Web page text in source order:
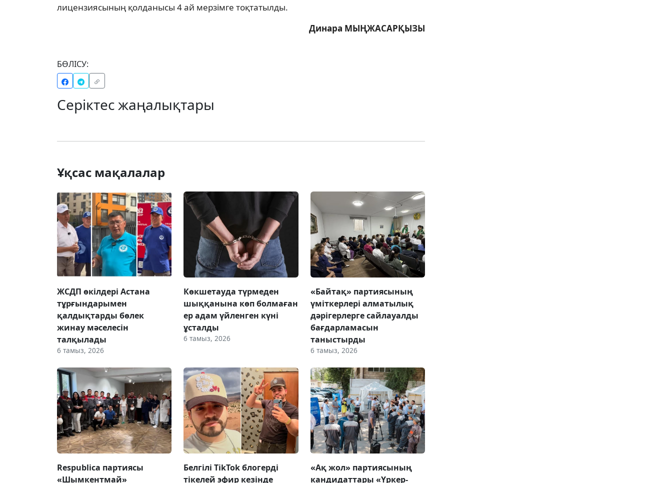
лицензиясының қолданысы 4 ай мерзiмге тоқтатылды.
Динара МЫҢЖАСАРҚЫЗЫ
БӨЛІСУ:
Серіктес жаңалықтары
Ұқсас мақалалар
ЖСДП өкілдері Астана
тұрғындарымен
қалдықтарды бөлек
жинау мәселесін
талқылады
6 тамыз, 2026
Көкшетауда түрмеден
шыққанына көп болмаған
ер адам үйленген күні
ұсталды
6 тамыз, 2026
«Байтақ» партиясының
үміткерлері алматылық
дәрігерлерге сайлауалды
бағдарламасын
таныстырды
6 тамыз, 2026
Respublica партиясы
«Шымкентмай»
Белгілі TikTok блогерді
тікелей эфир кезінде
«Ақ жол» партиясының
кандидаттары «Үркер-